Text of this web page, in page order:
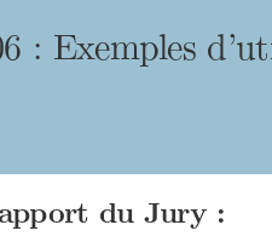
: Exemples
du Jury :